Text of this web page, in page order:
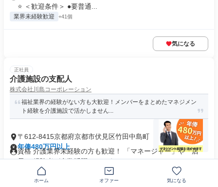
⭐ ＜歓迎条件＞ ●要普通...
業界未経験歓迎 +41個
気になる
正社員
介護施設の支配人
株式会社川島コーポレーション
福祉業界の経験がない方も大歓迎！メンバーをまとめたマネジメン
ト経験を介護施設で活かしません...
〒612-8415京都府京都市伏見区竹田中島町
年俸480万円以上
資格 介護業界未経験の方も歓迎！ 「マネージャー」や「店
長」 経験者が多数活躍していま...
業界未経験歓迎
ホーム オファー 気になる